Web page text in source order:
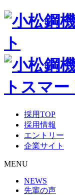
採用TOP
採用情報
エントリー
企業サイト
MENU
NEWS
先輩の声